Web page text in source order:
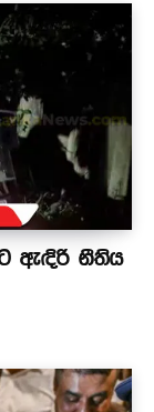
ඇඳිරි නීතිය